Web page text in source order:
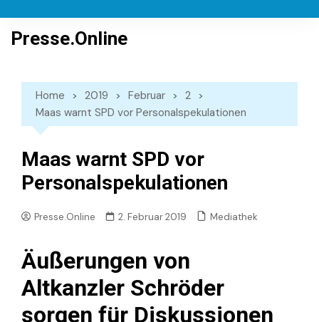
content
Presse.Online
Home 2019 Februar
2
Maas warnt SPD vor Personalspekulationen
Maas warnt SPD vor
Personalspekulationen
Presse.Online 2. Februar 2019 Mediathek
Äußerungen von
Altkanzler Schröder
sorgen für Diskussionen